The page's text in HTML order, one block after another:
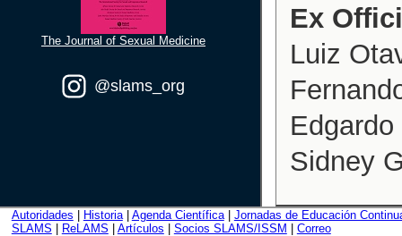
The Journal of Sexual Medicine
@slams_org
Ex
Luiz
Sidney
Autoridades Historia| Agenda Científica| Jornadas de Educación
SLAMS
ReLAMS Artículos Socios SLAMS/ISSM Correo